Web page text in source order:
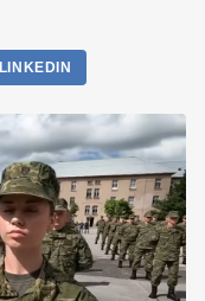
LINKEDIN